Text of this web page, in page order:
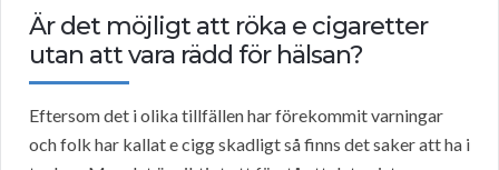
Är det möjligt att röka e cigaretter
utan att vara rädd för hälsan?
Eftersom det i olika tillfällen har förekommit varningar
och folk har kallat e cigg skadligt så finns det saker att ha i